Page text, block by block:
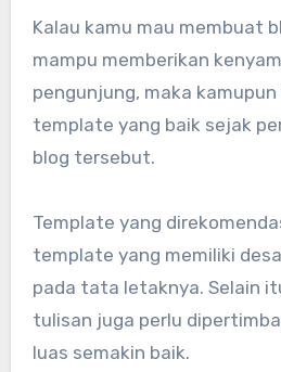
Kalau kamu mau membuat
mampu memberikan
pengunjung, maka
template yang baik sejak
blog tersebut.
Template yang
template yang memiliki
pada tata letaknya. Selain
tulisan juga perlu
luas semakin baik.